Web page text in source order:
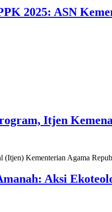
2025: ASN
Itjen
(Itjen) Kementerian Agama
Aksi